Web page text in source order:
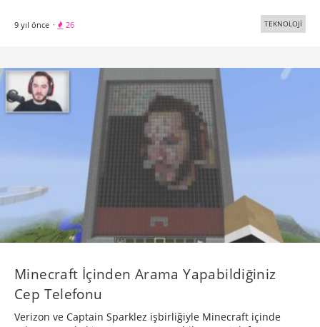
9 yıl önce · 26 TEKNOLOJİ
Minecraft İçinden Arama Yapabildiğiniz
Cep Telefonu
Verizon ve Captain Sparklez işbirliğiyle Minecraft içinde